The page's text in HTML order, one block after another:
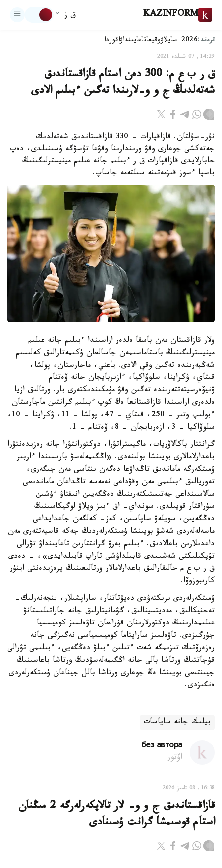
KAZINFORM ق ز
ترەند:2026-سايلاۋ وقيعاتاعايىنداۋاقوردا
14:29, 07 شىلدە 2021
ق ر ب ع م: 300 دەن استام قازاقستاندىق
شەتەلدىڭ ج و و-لارىندا تەگىن ءبىلىم الادى
نۇر-سۇلتان. قازاقپارات - 330 قازاقستاندىق شەتەلدىك
جەتەكشى جوعارى وقۋ ورىندارىنا وقۋعا تۇسۋگە ۇسىنىلدى، دەپ
حابارلايدى قازاقپارات ق ر ءبىلىم جانە عىلىم مينيسترلىگىنىڭ
باسپا ءسوز قىزمەتىنە سىلتەمە جاساپ.
ولار قازاقستان مەن باسقا ەلدەر اراسىندا ءبىلىم جانە عىلىم
مينيسترلىگىنىڭ باستاماسىمەن جاسالعان ۇكىمەتارالىق كەلىسىم
شەڭبەرىندە تەگىن وقي الادى. ياعني، ماجارستان، پولشا،
قىتاي، ۋكراينا، سلوۆاكيا، ءازىربايجان جانە ۆەتنام
ۋنيۆەرسيتەتتەرىندە تەگىن وقۋ مۇمكىندىكتەرى بار. ورتالىق ازيا
ەلدەرى اراسىندا قازاقستانعا ەڭ كوپ ءبىلىم گرانتىن ماجارستان
ءبولىپ وتىر - 250، قىتاي - 47، پولشا - 11، ۋكراينا - 10،
سلوۆاكيا - 3، ازەربايجان - 8، ۆەتنام - 1.
گرانتتار باكالاۆريات، ماگيستراتۋرا، دوكتورانتۋرا جانە رەزيدەنتۋرا
باعدارلامالارى بويىنشا بولىنەدى. «اڭگىمەلەسۋ بارىسىندا ءاربىر
ۇمىتكەرگە ماماندىق تاڭداۋعا دەگەن ىنتاسى مەن جىگەرى،
تەوريالىق ءبىلىمى مەن وقۋداعى نەمەسە تاڭداعان ماماندىعى
سالاسىنداعى جەتىستىكتەرىنىڭ دەڭگەيىن انىقتاۋ ءۇشىن
سۇراقتار قويىلدى. سونداي- اق ءبىز ويلاۋ لوگيكاسىنىڭ
دەڭگەيىن، سويلەۋ ساپاسىن، كەز- كەلگەن جاعدايداعى
ماسەلەلەردى شەشۋ بويىنشا ۇمىتكەرلەردىڭ جەكە قاسيەتتەرى مەن
داعدىلارىن باعالادىق. ءبىلىم بەرۋ گرانتتارىن تاعايىنداۋ تۋرالى
تۇپكىلىكتى شەشىمدى قابىلداۋشى تاراپ قابىلدايدى»، - دەدى
ق ر ب ع م حالىقارالىق باعدارلامالار ورتالىعىنىڭ پرەزيدەنتى اينۇر
كارىبوزوۆا.
ۇمىتكەرلەردى ىرىكتەۋدى دەپۋتاتتار، ساراپشىلار، ينجەنەرلىك-
تەحنيكالىق، مەديتسينالىق، گۋمانيتارلىق جانە جاراتىلىستانۋ
عىلىمدارىنىڭ دوكتورلارىنان قۇرالعان تاۋەلسىز كوميسسيا
جۇرگىزدى. تاۋەلسىز ساراپتاما كوميسسياسى نەگىزگى جانە
رەزەرۆتىك تىزىمگە شەت ءتىلىن ءبىلۋ دەڭگەيى، ءبىلىمى تۋرالى
قۇجاتتىڭ ورتاشا بالى جانە اڭگىمەلەسۋدىڭ ورتاشا باعاسىنىڭ
جيىنتىعى بويىنشا ەڭ جوعارى ورتاشا بالل جيناعان ۇمىتكەرلەردى
ەنگىزدى.
بيلىك جانە ساياسات
без автора
اۆتور
16:38, 08 تامىز 2026
قازاقستاندىق ج و و- لار تالاپكەرلەرگە 2 مىڭنان
استام قوسىمشا گرانت ۇسىنادى